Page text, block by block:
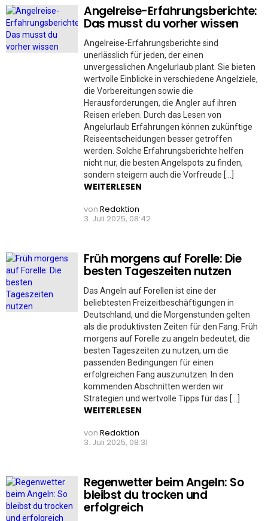
MORE
STORIES
Angelreise-Erfahrungsberichte:
Das musst du vorher wissen
Angelreise-Erfahrungsberichte sind
unerlässlich für jeden, der einen
unvergesslichen Angelurlaub plant. Sie bieten
wertvolle Einblicke in verschiedene Angelziele,
die Vorbereitungen sowie die
Herausforderungen, die Angler auf ihren
Reisen erleben. Durch das Lesen von
Angelurlaub Erfahrungen können zukünftige
Reiseentscheidungen besser getroffen
werden. Solche Erfahrungsberichte helfen
nicht nur, die besten Angelspots zu finden,
sondern steigern auch die Vorfreude […]
WEITERLESEN
von Redaktion
3. Juli 2025, 08:42
Früh morgens auf Forelle: Die
besten Tageszeiten nutzen
Das Angeln auf Forellen ist eine der
beliebtesten Freizeitbeschäftigungen in
Deutschland, und die Morgenstunden gelten
als die produktivsten Zeiten für den Fang. Früh
morgens auf Forelle zu angeln bedeutet, die
besten Tageszeiten zu nutzen, um die
passenden Bedingungen für einen
erfolgreichen Fang auszunutzen. In den
kommenden Abschnitten werden wir
Strategien und wertvolle Tipps für das […]
WEITERLESEN
von Redaktion
3. Juli 2025, 08:31
Regenwetter beim Angeln: So
bleibst du trocken und
erfolgreich